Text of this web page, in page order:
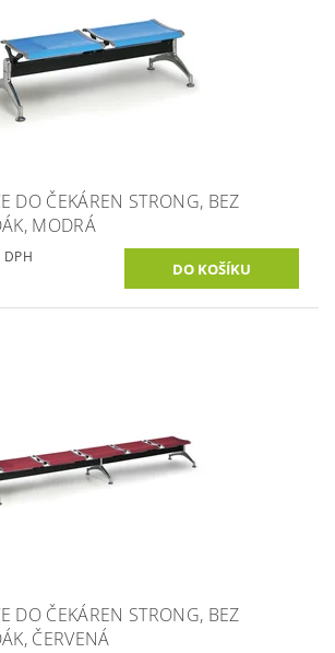
DO ČEKÁREN STRONG, BEZ
MODRÁ
DPH
DO ČEKÁREN STRONG, BEZ
ČERVENÁ